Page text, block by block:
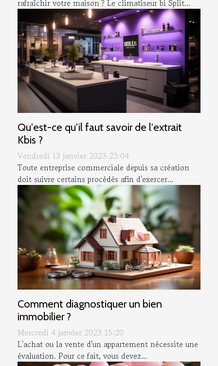
rafraîchir votre maison ? Le climatiseur bi Split...
Qu'est-ce qu'il faut savoir de l'extrait
Kbis ?
Vendredi 13 janvier 2023 23:04
Toute entreprise commerciale depuis sa création
doit suivre certains procédés afin d'exercer...
Comment diagnostiquer un bien
immobilier ?
Mercredi 4 janvier 2023 15:20
L'achat ou la vente d'un appartement nécessite une
évaluation. Pour ce fait, vous devez...